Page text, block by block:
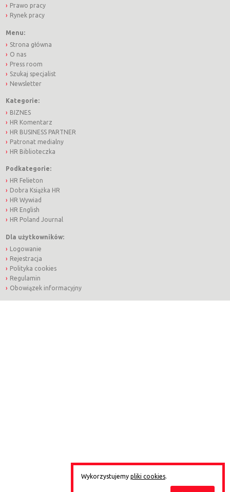
Prawo pracy
Rynek pracy
Menu:
Strona główna
O nas
Press room
Szukaj specjalist
Newsletter
Kategorie:
BIZNES
HR Komentarz
HR BUSINESS PARTNER
Patronat medialny
HR Biblioteczka
Podkategorie:
HR Felieton
Dobra Książka HR
HR Wywiad
HR English
HR Poland Journal
Dla użytkowników:
Logowanie
Rejestracja
Polityka cookies
Regulamin
Obowiązek informacyjny
Wykorzystujemy pliki cookies.